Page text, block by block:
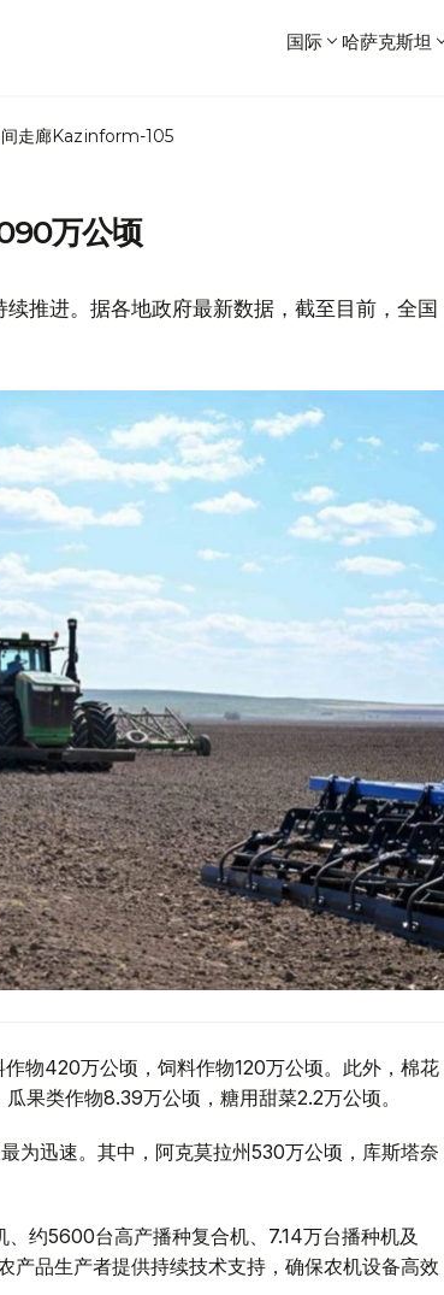
国际 哈萨克斯坦
走廊Kazinform-105
万公顷
推进。据各地政府最新数据，截至目前，全国
物420万公顷，饲料作物120万公顷。此外，棉花
果类作物8.39万公顷，糖用甜菜2.2万公顷。
为迅速。其中，阿克莫拉州530万公顷，库斯塔奈
约5600台高产播种复合机、7.14万台播种机及
品生产者提供持续技术支持，确保农机设备高效